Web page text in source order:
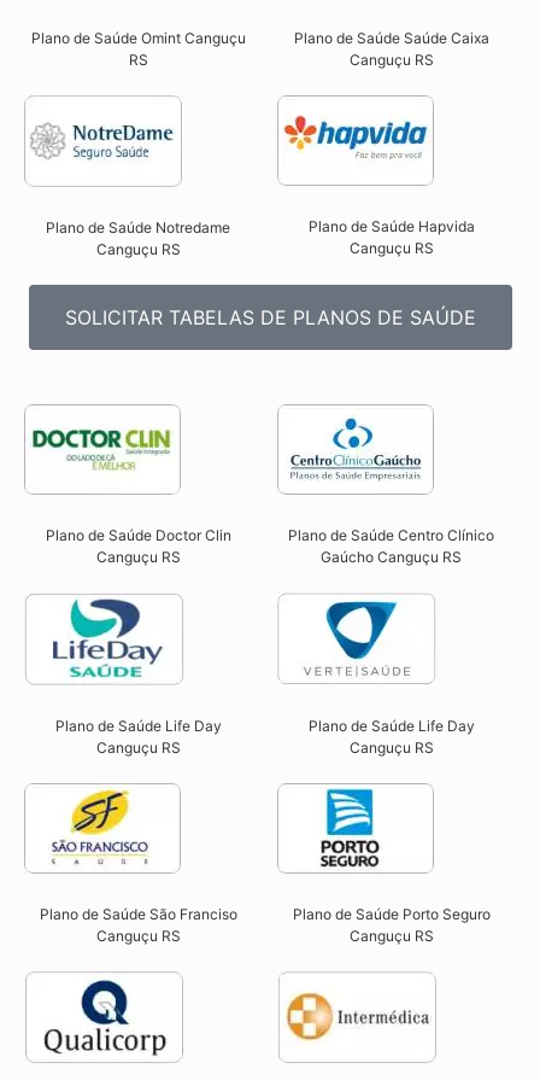
Plano de Saúde Omint Canguçu
RS​
Plano de Saúde Saúde Caixa
Canguçu RS​
Plano de Saúde Notredame
Canguçu RS​
Plano de Saúde Hapvida
Canguçu RS​
SOLICITAR TABELAS DE PLANOS DE SAÚDE
Plano de Saúde Doctor Clin
Canguçu RS​
Plano de Saúde Centro Clínico
Gaúcho Canguçu RS​
Plano de Saúde Life Day
Canguçu RS
Plano de Saúde Life Day
Canguçu RS
Plano de Saúde São Franciso
Canguçu RS​
Plano de Saúde Porto Seguro
Canguçu RS​